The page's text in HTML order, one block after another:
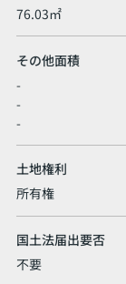
76.03㎡
その他面積
-
-
-
土地権利
所有権
国土法届出要否
不要